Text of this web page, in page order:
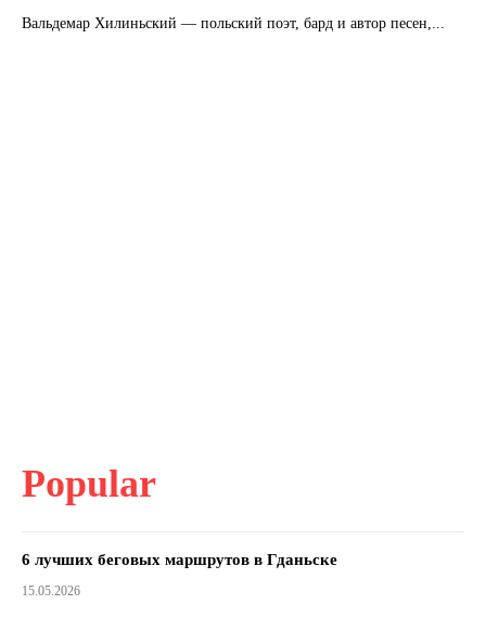
Вальдемар Хилиньский — польский поэт, бард и автор песен,...
Popular
6 лучших беговых маршрутов в Гданьске
15.05.2026